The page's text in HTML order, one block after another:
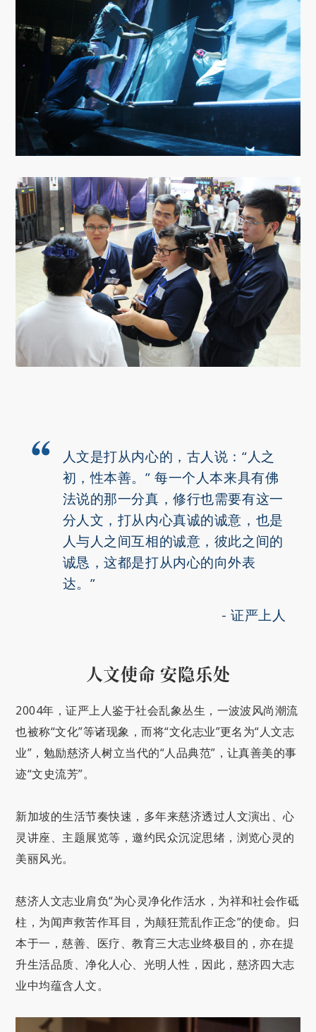
人文是打从内心的，古人说：“人之
初，性本善。” 每一个人本来具有佛
法说的那一分真，修行也需要有这一
分人文，打从内心真诚的诚意，也是
人与人之间互相的诚意，彼此之间的
诚恳，这都是打从内心的向外表
达。”
证严上人
人文使命 安隐乐处
2004年，证严上人鉴于社会乱象丛生，一波波风尚潮流
也被称“文化”等诸现象，而将“文化志业”更名为“人文志
业”，勉励慈济人树立当代的“人品典范”，让真善美的事
迹“文史流芳”。
新加坡的生活节奏快速，多年来慈济透过人文演出、心
灵讲座、主题展览等，邀约民众沉淀思绪，浏览心灵的
美丽风光。
慈济人文志业肩负“为心灵净化作活水，为祥和社会作砥
柱，为闻声救苦作耳目，为颠狂荒乱作正念”的使命。归
本于一，慈善、医疗、教育三大志业终极目的，亦在提
升生活品质、净化人心、光明人性，因此，慈济四大志
业中均蕴含人文。